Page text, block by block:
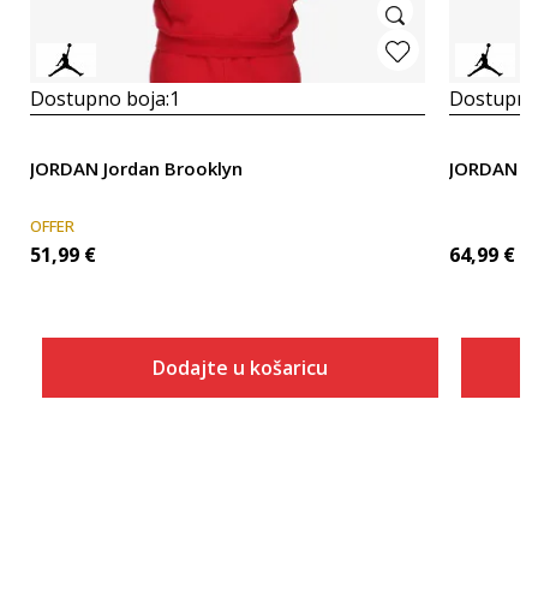
Dostupno boja:1
JORDAN Jordan Brooklyn
OFFER
51,99 €
Dodajte u košaricu
JORDAN
64,99 €